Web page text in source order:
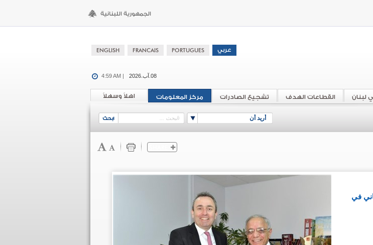
08.آب.2026 4:59 AM |
اهلاً وسهلاً مركز المعلومات تشجيع الصادرات القطاعات الهدف لبنان
أريد أن
في